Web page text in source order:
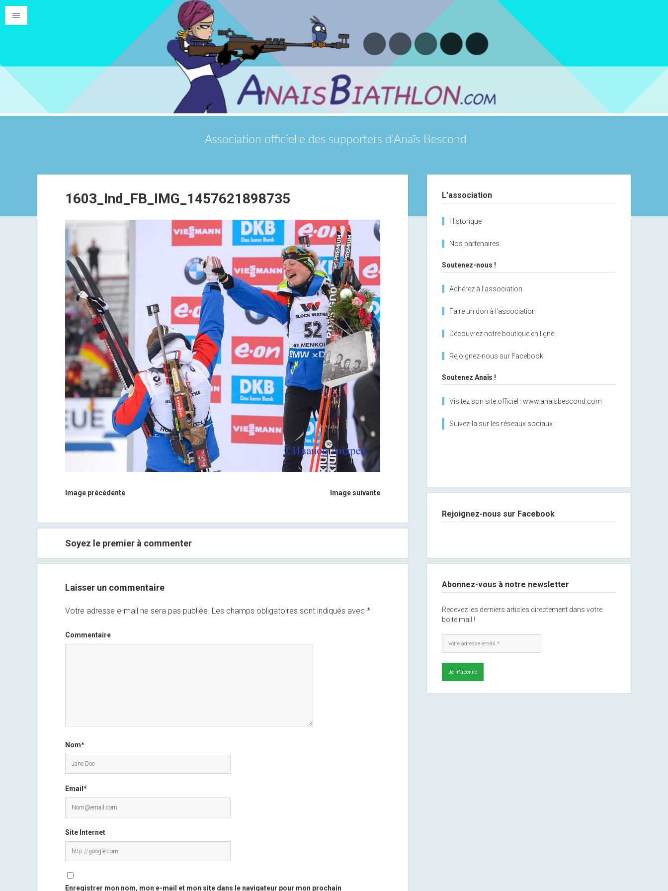
Association officielle des supporters d'Anaïs Bescond
1603_Ind_FB_IMG_1457621898735
Image précédente Image suivante
Soyez le premier à commenter
Laisser un commentaire
Votre adresse e-mail ne sera pas publiée. Les champs obligatoires sont indiqués avec *
Commentaire
Nom*
Email*
Site Internet
Enregistrer mon nom, mon e-mail et mon site dans le navigateur pour mon prochain
L’association
Historique
Nos partenaires
Soutenez-nous !
Adhérez à l'association
Faire un don à l'association
Découvrez notre boutique en ligne
Rejoignez-nous sur Facebook
Soutenez Anaïs !
Visitez son site officiel : www.anaisbescond.com
Suivez-la sur les réseaux sociaux :
Rejoignez-nous sur Facebook
Abonnez-vous à notre newsletter
Recevez les derniers articles directement dans votre
boite mail !